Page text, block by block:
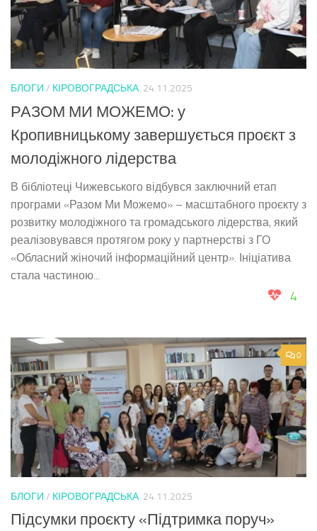
БЛОГИ / КІРОВОГРАДСЬКА 24.11.2025
РАЗОМ МИ МОЖЕМО: у
Кропивницькому завершується проєкт з
молодіжного лідерства
В бібліотеці Чижевського відбувся заключний етап
програми «Разом Ми Можемо» – масштабного проєкту з
розвитку молодіжного та громадського лідерства, який
реалізовувався протягом року у партнерстві з ГО
«Обласний жіночий інформаційний центр». Ініціатива
стала частиною...
4
0
БЛОГИ / КІРОВОГРАДСЬКА 24.11.2025
Підсумки проєкту «Підтримка поруч»